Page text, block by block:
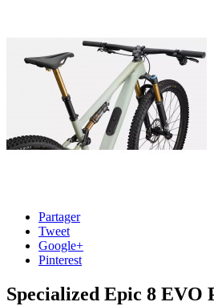
Partager
Tweet
Google+
Pinterest
Specialized Epic 8 EVO